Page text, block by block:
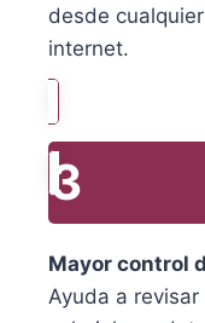
desde
internet.
3
Mayor control
Ayuda a